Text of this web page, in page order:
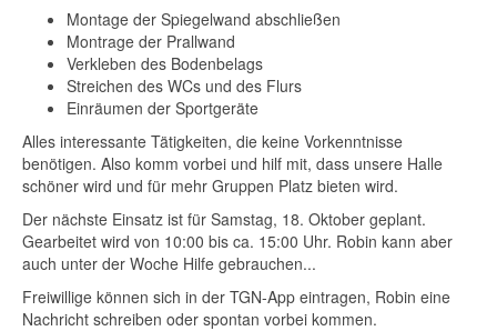
Montage der Spiegelwand abschließen
Montrage der Prallwand
Verkleben des Bodenbelags
Streichen des WCs und des Flurs
Einräumen der Sportgeräte
Alles interessante Tätigkeiten, die keine Vorkenntnisse
benötigen. Also komm vorbei und hilf mit, dass unsere Halle
schöner wird und für mehr Gruppen Platz bieten wird.
Der nächste Einsatz ist für Samstag, 18. Oktober geplant.
Gearbeitet wird von 10:00 bis ca. 15:00 Uhr. Robin kann aber
auch unter der Woche Hilfe gebrauchen...
Freiwillige können sich in der TGN-App eintragen, Robin eine
Nachricht schreiben oder spontan vorbei kommen.